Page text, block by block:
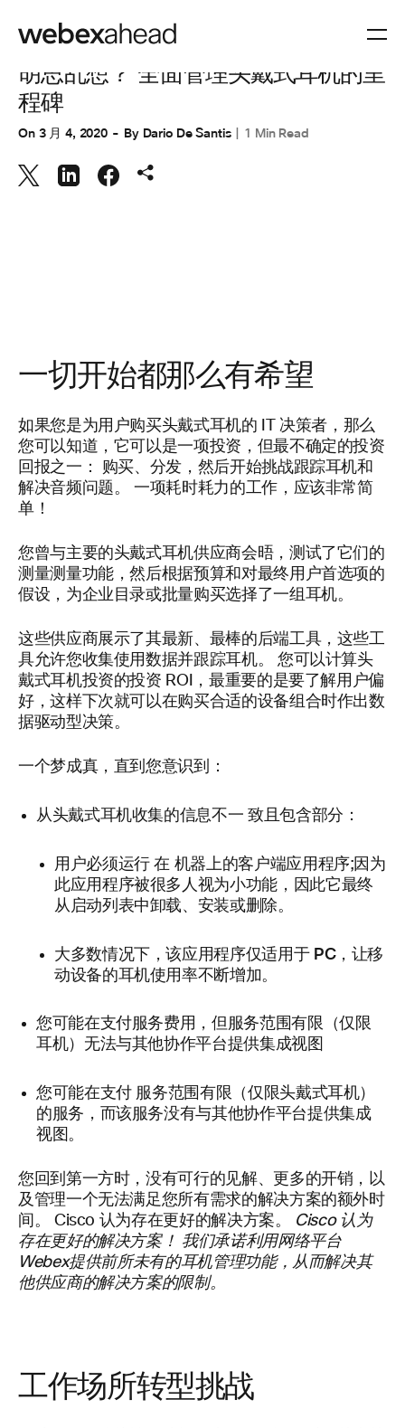
协作 ,协作设备
胡思乱想？ 全面管理头戴式耳机的里
程碑
On 3 月 4, 2020 By Dario De Santis 1 Min Read
一切开始都那么有希望
如果您是为用户购买头戴式耳机的 IT 决策者，那么
您可以知道，它可以是一项投资，但最不确定的投资
回报之一： 购买、分发，然后开始挑战跟踪耳机和
解决音频问题。 一项耗时耗力的工作，应该非常简
单！
您曾与主要的头戴式耳机供应商会晤，测试了它们的
测量测量功能，然后根据预算和对最终用户首选项的
假设，为企业目录或批量购买选择了一组耳机。
这些供应商展示了其最新、最棒的后端工具，这些工
具允许您收集使用数据并跟踪耳机。 您可以计算头
戴式耳机投资的投资 ROI，最重要的是要了解用户偏
好，这样下次就可以在购买合适的设备组合时作出数
据驱动型决策。
一个梦成真，直到您意识到：
从头戴式耳机收集的信息不一 致且包含部分：
用户必须运行在 机器上的客户端应用程序;因为
此应用程序被很多人视为小功能，因此它最终
从启动列表中卸载、安装或删除。
大多数情况下，该应用程序仅适用于 PC，让移
动设备的耳机使用率不断增加。
您可能在支付服务费用，但服务范围有限（仅限
耳机）无法与其他协作平台提供集成视图
您可能在支付 服务范围有限（仅限头戴式耳机）
的服务，而该服务没有与其他协作平台提供集成
视图。
您回到第一方时，没有可行的见解、更多的开销，以
及管理一个无法满足您所有需求的解决方案的额外时
间。 Cisco 认为存在更好的解决方案。
Cisco 认为
存在更好的解决方案！ 我们承诺利用网络平台
Webex提供前所未有的耳机管理功能，从而解决其
他供应商的解决方案的限制。
工作场所转型挑战